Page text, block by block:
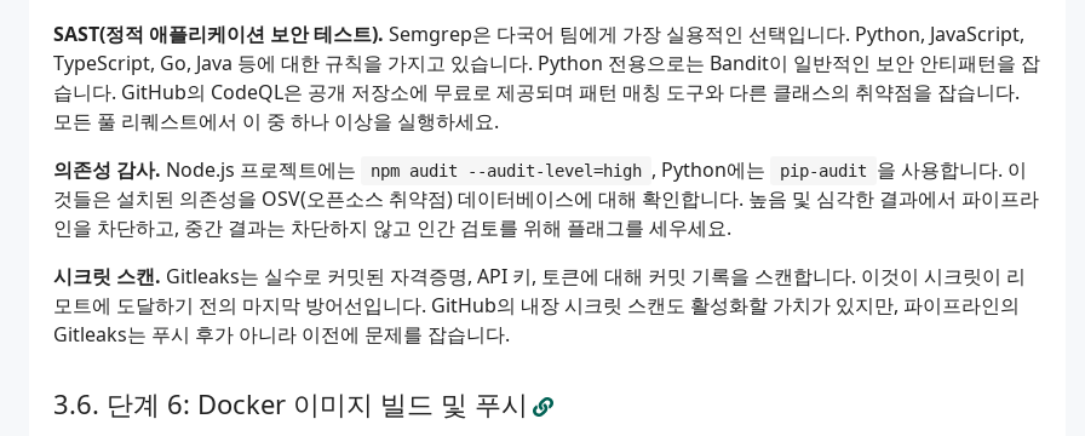
SAST(정적 애플리케이션 보안 테스트). Semgrep은 다국어 팀에게 가장 실용적인 선택입니다. Python, JavaScript,
TypeScript, Go, Java 등에 대한 규칙을 가지고 있습니다. Python 전용으로는 Bandit이 일반적인 보안 안티패턴을 잡
습니다. GitHub의 CodeQL은 공개 저장소에 무료로 제공되며 패턴 매칭 도구와 다른 클래스의 취약점을 잡습니다.
모든 풀 리퀘스트에서 이 중 하나 이상을 실행하세요.
의존성 감사. Node.js 프로젝트에는 npm audit --audit-level=high , Python에는 pip-audit
을 사용합니다. 이
것들은 설치된 의존성을 OSV(오픈소스 취약점) 데이터베이스에 대해 확인합니다. 높음 및 심각한 결과에서 파이프라
인을 차단하고, 중간 결과는 차단하지 않고 인간 검토를 위해 플래그를 세우세요.
시크릿 스캔. Gitleaks는 실수로 커밋된 자격증명, API 키, 토큰에 대해 커밋 기록을 스캔합니다. 이것이 시크릿이 리
모트에 도달하기 전의 마지막 방어선입니다. GitHub의 내장 시크릿 스캔도 활성화할 가치가 있지만, 파이프라인의
Gitleaks는 푸시 후가 아니라 이전에 문제를 잡습니다.
단계 6: Docker 이미지 빌드 및 푸시